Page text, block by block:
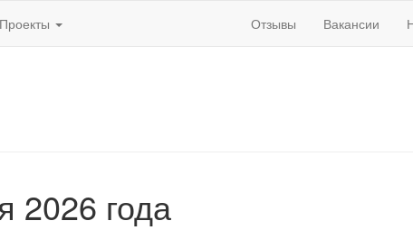
Проекты Отзывы Вакансии
2026 года